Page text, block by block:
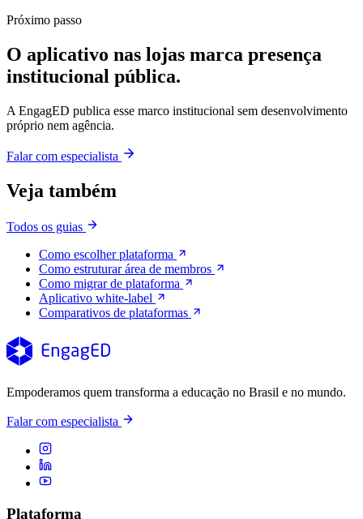
Próximo passo
O aplicativo nas lojas marca presença
institucional pública.
A EngagED publica esse marco institucional sem desenvolvimento
próprio nem agência.
Falar com especialista
Veja também
Todos os guias
Como escolher plataforma
Como estruturar área de membros
Como migrar de plataforma
Aplicativo white-label
Comparativos de plataformas
Empoderamos quem transforma a educação no Brasil e no mundo.
Falar com especialista
Plataforma